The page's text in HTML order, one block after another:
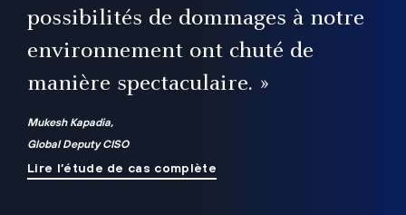
possibilités de dommages à notre
environnement ont chuté de
manière spectaculaire. »
Mukesh Kapadia,
Global Deputy CISO
Lire l’étude de cas complète